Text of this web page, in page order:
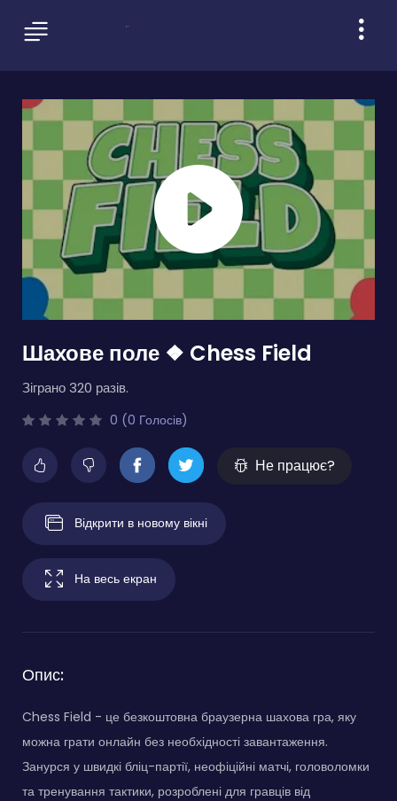
Шахове поле ❖ Chess Field
Зіграно 320 разів.
0 (0 Голосів)
Не працює?
Відкрити в новому вікні
На весь екран
Опис:
Chess Field - це безкоштовна браузерна шахова гра, яку
можна грати онлайн без необхідності завантаження.
Занурся у швидкі бліц-партії, неофіційні матчі, головоломки
та тренування тактики, розроблені для гравців від